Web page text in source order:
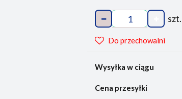
szt.
Do przechowalni
Wysyłka w ciągu
Cena przesyłki